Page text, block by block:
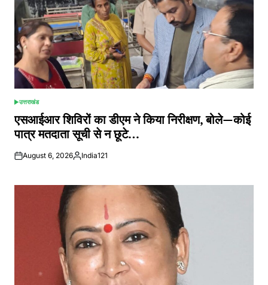
POSTED
IN
उत्तराखंड
एसआईआर शिविरों का डीएम ने किया निरीक्षण, बोले—कोई
पात्र मतदाता सूची से न छूटे…
August 6, 2026Posted
India121